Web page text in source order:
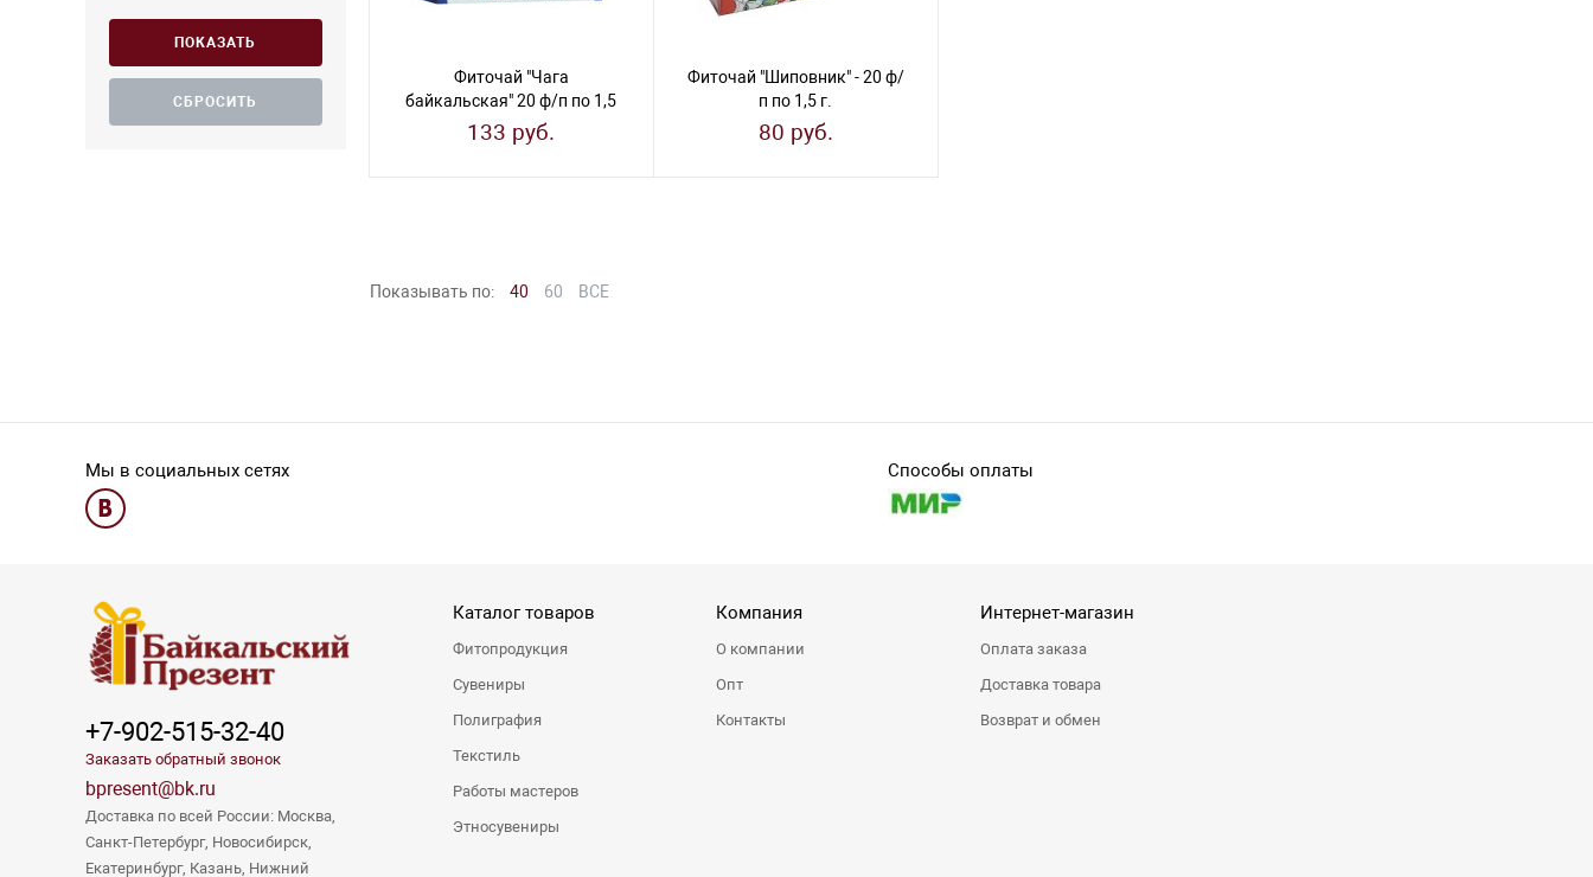
Фиточай "Чага
байкальская" 20 ф/п по 1,5
г.
133 руб.
Фиточай "Шиповник" - 20 ф/
п по 1,5 г.
80 руб.
Показывать по: 40 60 ВСЕ
Мы в социальных сетях Способы оплаты
+7-902-515-32-40
Заказать обратный звонок
bpresent@bk.ru
Доставка по всей России: Москва,
Санкт-Петербург, Новосибирск,
Екатеринбург, Казань, Нижний
Каталог товаров
Фитопродукция
Сувениры
Полиграфия
Текстиль
Работы мастеров
Этносувениры
Компания
О компании
Опт
Контакты
Интернет-магазин
Оплата заказа
Доставка товара
Возврат и обмен